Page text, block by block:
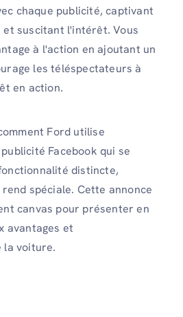
chaque publicité, captivant
suscitant l'intérêt. Vous
à l'action en ajoutant un
les téléspectateurs à
en action.
Ford utilise
Facebook qui se
distincte,
spéciale. Cette annonce
canvas pour présenter en
avantages et
la voiture.